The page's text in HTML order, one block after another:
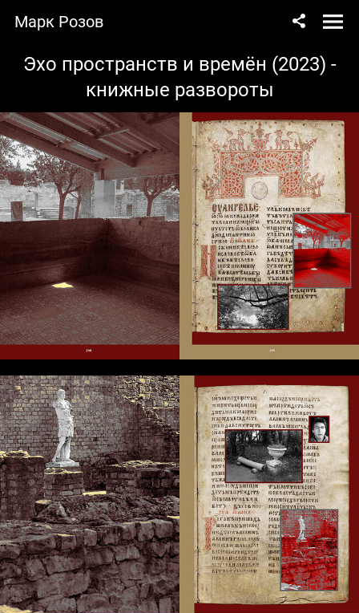
Марк Розов
Эхо пространств и времён (2023) -
книжные развороты